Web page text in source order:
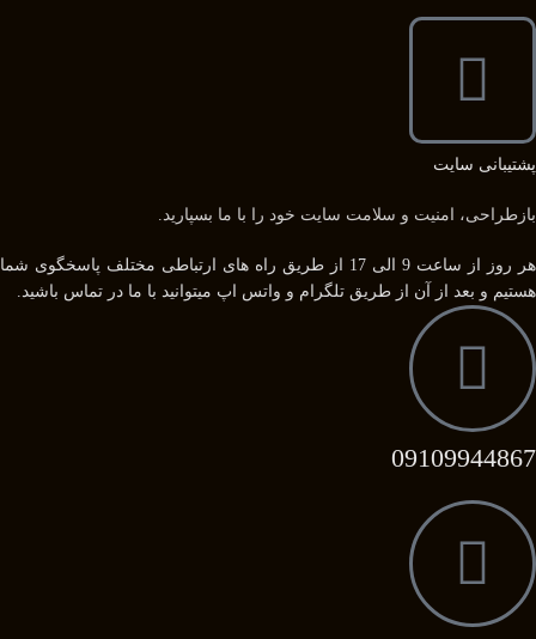
پشتیبانی سایت
بازطراحی، امنیت و سلامت سایت خود را با ما بسپارید.
هر روز از ساعت 9 الی 17 از طریق راه های ارتباطی مختلف پاسخگوی شما
هستیم و بعد از آن از طریق تلگرام و واتس اپ میتوانید با ما در تماس باشید.
09109944867